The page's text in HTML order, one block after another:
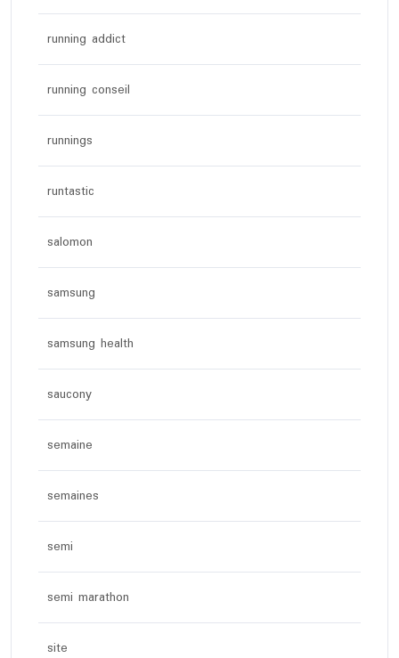
running addict
running conseil
runnings
runtastic
salomon
samsung
samsung health
saucony
semaine
semaines
semi
semi marathon
site